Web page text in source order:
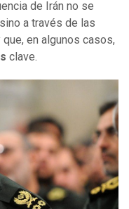
de Irán no se
a través de las
en algunos casos,
clave.